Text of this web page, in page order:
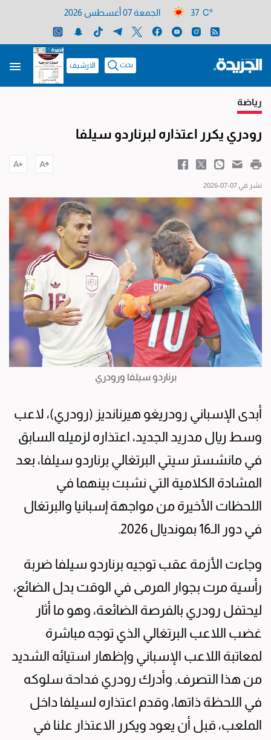
37 C° الجمعة 07 أغسطس 2026
بحث الارشيف
رياضة
رودري يكرر اعتذاره لبرناردو سيلفا
نشر في 07-07-2026
برناردو سيلفا ورودري
أبدى الإسباني رودريغو هيرنانديز (رودري)، لاعب
وسط ريال مدريد الجديد، اعتذاره لزميله السابق
في مانشستر سيتي البرتغالي برناردو سيلفا، بعد
المشادة الكلامية التي نشبت بينهما في
اللحظات الأخيرة من مواجهة إسبانيا والبرتغال
في دور الـ16 بمونديال 2026.
وجاءت الأزمة عقب توجيه برناردو سيلفا ضربة
رأسية مرت بجوار المرمى في الوقت بدل الضائع،
ليحتفل رودري بالفرصة الضائعة، وهو ما أثار
غضب اللاعب البرتغالي الذي توجه مباشرة
لمعاتبة اللاعب الإسباني وإظهار استيائه الشديد
من هذا التصرف. وأدرك رودري فداحة سلوكه
في اللحظة ذاتها، وقدم اعتذاره لسيلفا داخل
الملعب، قبل أن يعود ويكرر الاعتذار علنا في